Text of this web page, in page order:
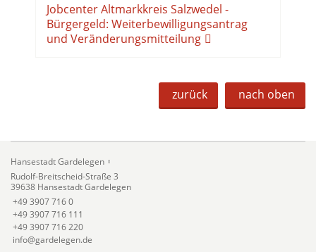
Jobcenter Altmarkkreis Salzwedel -
Bürgergeld: Weiterbewilligungsantrag
und Veränderungsmitteilung
zurück nach oben
Hansestadt Gardelegen
Rudolf-Breitscheid-Straße 3
39638 Hansestadt Gardelegen
+49 3907 716 0
+49 3907 716 111
+49 3907 716 220
info@gardelegen.de